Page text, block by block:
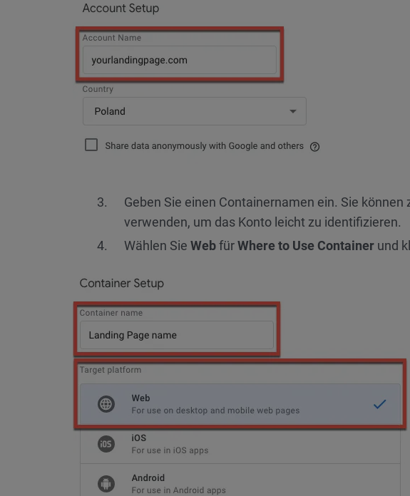
Geben Sie einen Containernamen ein. Sie
verwenden, um das Konto leicht zu identifizieren.
Wählen Sie WebfürWhere to Use Container und